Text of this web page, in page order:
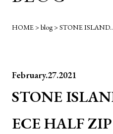
HOME>blog>STONE
February.27.2021
STONE
ECE HALF